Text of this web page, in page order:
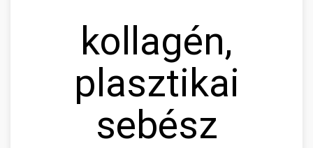
kollagén,
plasztikai
sebész